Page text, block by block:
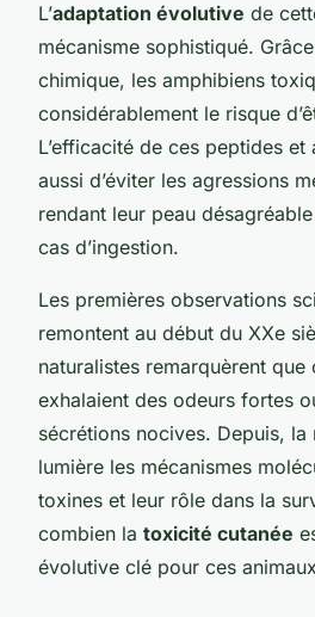
L’adaptation évolutive de
mécanisme sophistiqué.
chimique, les amphibiens
considérablement le risque
L’efficacité de ces peptides
aussi d’éviter les agressions
rendant leur peau
cas d’ingestion.
Les premières observations
remontent au début du XXe
naturalistes remarquèrent
exhalaient des odeurs fortes
sécrétions nocives. Depuis, la
lumière les mécanismes
toxines et leur rôle dans la
combien la toxicité cutanée
évolutive clé pour ces